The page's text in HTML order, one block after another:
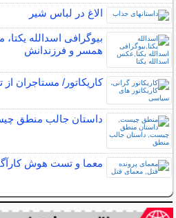
الاغ در لباس شیر
بیوگرافی اسدالله
همسر و فرزندانش
کاریکاتور/ مستاجران از
داستان جالب منطق
معما و تست هوش